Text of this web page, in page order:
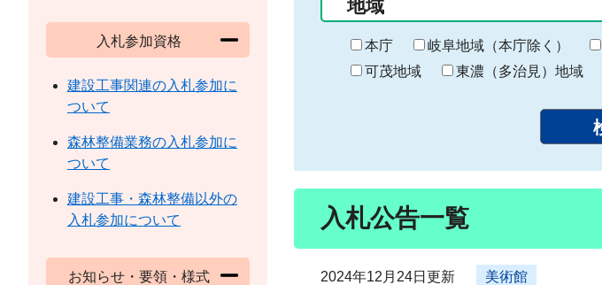
始
ま
り
終
わ
り
地域
本庁 岐阜地域（本庁除く）
可茂地域
東濃（多治見）地域
入札公告一覧
2024年12月24日更新 美術館
入札参加資格
建設工事関連の入札参加に
ついて
森林整備業務の入札参加に
ついて
建設工事・森林整備以外の
入札参加について
お知らせ・要領・様式